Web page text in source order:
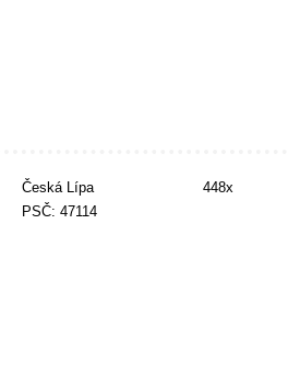
Česká Lípa
PSČ: 47114
448x